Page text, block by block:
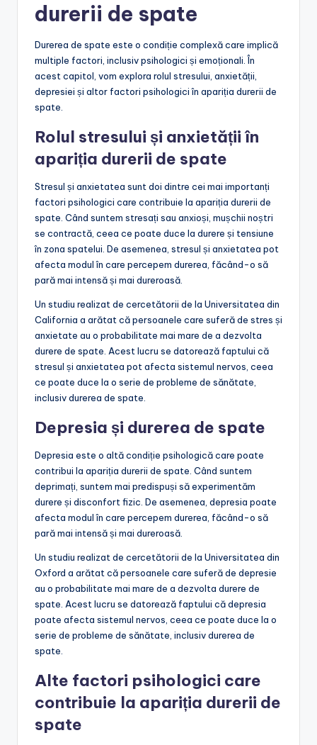
durerii de spate
Durerea de spate este o condiție complexă care implică
multiple factori, inclusiv psihologici și emoționali. În
acest capitol, vom explora rolul stresului, anxietății,
depresiei și altor factori psihologici în apariția durerii de
spate.
Rolul stresului și anxietății în
apariția durerii de spate
Stresul și anxietatea sunt doi dintre cei mai importanți
factori psihologici care contribuie la apariția durerii de
spate. Când suntem stresați sau anxioși, mușchii noștri
se contractă, ceea ce poate duce la durere și tensiune
în zona spatelui. De asemenea, stresul și anxietatea pot
afecta modul în care percepem durerea, făcând-o să
pară mai intensă și mai dureroasă.
Un studiu realizat de cercetătorii de la Universitatea din
California a arătat că persoanele care suferă de stres și
anxietate au o probabilitate mai mare de a dezvolta
durere de spate. Acest lucru se datorează faptului că
stresul și anxietatea pot afecta sistemul nervos, ceea
ce poate duce la o serie de probleme de sănătate,
inclusiv durerea de spate.
Depresia și durerea de spate
Depresia este o altă condiție psihologică care poate
contribui la apariția durerii de spate. Când suntem
deprimați, suntem mai predispuși să experimentăm
durere și disconfort fizic. De asemenea, depresia poate
afecta modul în care percepem durerea, făcând-o să
pară mai intensă și mai dureroasă.
Un studiu realizat de cercetătorii de la Universitatea din
Oxford a arătat că persoanele care suferă de depresie
au o probabilitate mai mare de a dezvolta durere de
spate. Acest lucru se datorează faptului că depresia
poate afecta sistemul nervos, ceea ce poate duce la o
serie de probleme de sănătate, inclusiv durerea de
spate.
Alte factori psihologici care
contribuie la apariția durerii de
spate